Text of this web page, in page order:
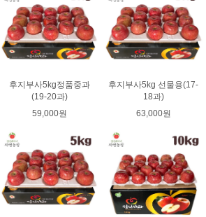
후지부사5kg정품중과
(19-20과)
59,000원
후지부사5kg 선물용(17-
18과)
63,000원